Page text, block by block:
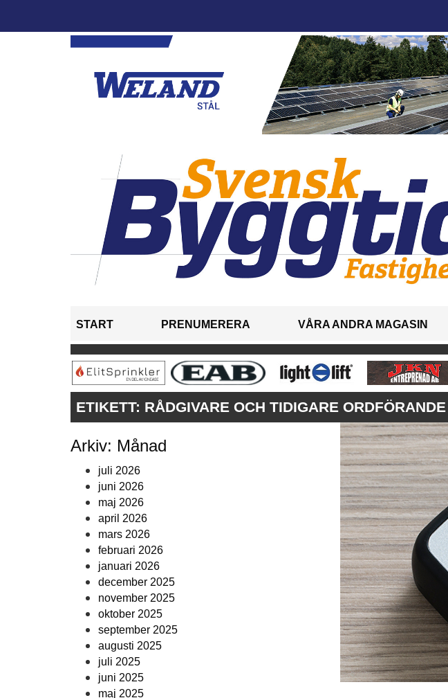
START PRENUMERERA VÅRA ANDRA MAGASIN
ETIKETT: RÅDGIVARE OCH TIDIGARE
Arkiv: Månad
juli 2026
juni 2026
maj 2026
april 2026
mars 2026
februari 2026
januari 2026
december 2025
november 2025
oktober 2025
september 2025
augusti 2025
juli 2025
juni 2025
maj 2025